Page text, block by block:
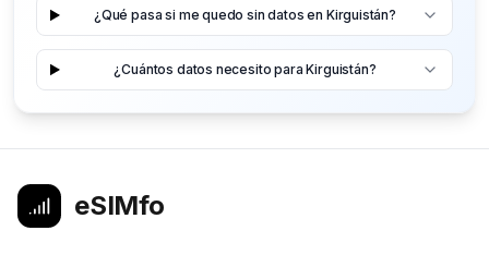
¿Qué pasa si me quedo sin datos en Kirguistán?
¿Cuántos datos necesito para Kirguistán?
eSIMfo